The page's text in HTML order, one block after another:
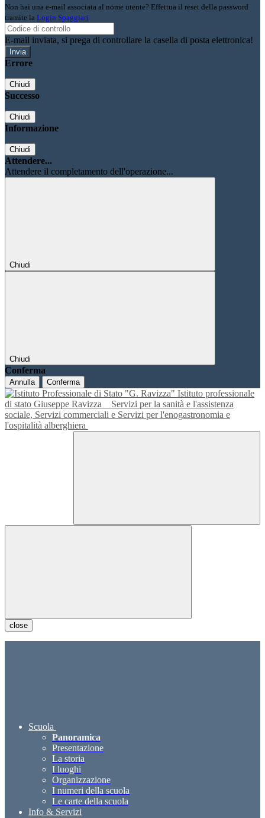
Non hai una e-mail associata al nome utente? Effettua il reset della password
tramite la Login Spaggiari
E-mail inviata, si prega di controllare la casella di posta elettronica!
Errore
Chiudi
Successo
Chiudi
Informazione
Chiudi
Attendere...
Attendere il completamento dell'operazione...
Chiudi
Chiudi
Conferma
Annulla Conferma
Istituto professionale
di stato Giuseppe Ravizza
Servizi per la sanità e l'assistenza
sociale, Servizi commerciali e Servizi per l'enogastronomia e
l'ospitalità alberghiera
close
Scuola
Panoramica
Presentazione
La storia
I luoghi
Organizzazione
I numeri della scuola
Le carte della scuola
Info & Servizi